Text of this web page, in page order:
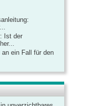
Ist der
an ein Fall für den